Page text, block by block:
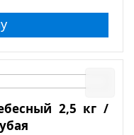
2,5 кг /